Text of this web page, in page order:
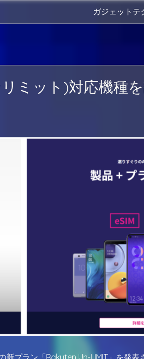
ガジェット テ
ミット)対応機種
プラン「Rakuten Un-LIMIT」を発表